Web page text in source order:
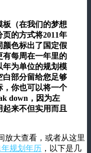
板（在我们的梦想
的方式将2011年
颜色标出了国定假
有每周在一年里的
年为单位的规划模
白部分留给您足够
，你也可以将一个
down，因为左
来不但实用而且
放大查看，或者从这里
规划年历 ，以下是几